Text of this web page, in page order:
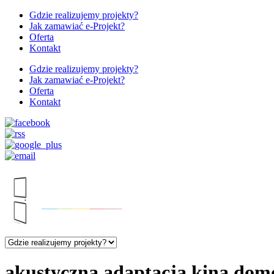
Gdzie realizujemy projekty?
Jak zamawiać e-Projekt?
Oferta
Kontakt
Gdzie realizujemy projekty?
Jak zamawiać e-Projekt?
Oferta
Kontakt